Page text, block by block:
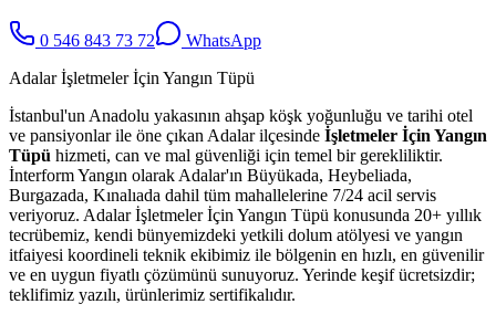
0 546 843 73 72
WhatsApp
Adalar İşletmeler İçin Yangın Tüpü
İstanbul'un Anadolu yakasının ahşap köşk yoğunluğu ve tarihi otel
ve pansiyonlar ile öne çıkan Adalar ilçesinde İşletmeler İçin Yangın
Tüpü hizmeti, can ve mal güvenliği için temel bir gerekliliktir.
İnterform Yangın olarak Adalar'ın Büyükada, Heybeliada,
Burgazada, Kınalıada dahil tüm mahallelerine 7/24 acil servis
veriyoruz. Adalar İşletmeler İçin Yangın Tüpü konusunda 20+ yıllık
tecrübemiz, kendi bünyemizdeki yetkili dolum atölyesi ve yangın
itfaiyesi koordineli teknik ekibimiz ile bölgenin en hızlı, en güvenilir
ve en uygun fiyatlı çözümünü sunuyoruz. Yerinde keşif ücretsizdir;
teklifimiz yazılı, ürünlerimiz sertifikalıdır.